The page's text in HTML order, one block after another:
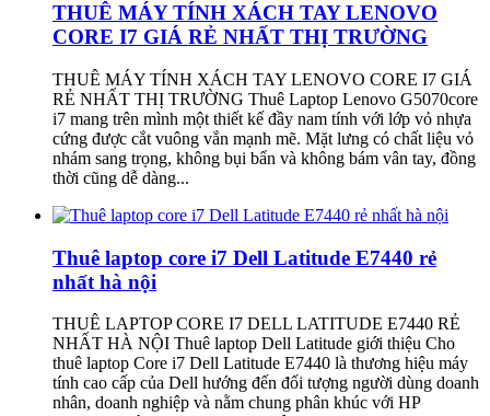
THUÊ MÁY TÍNH XÁCH TAY LENOVO
CORE I7 GIÁ RẺ NHẤT THỊ TRƯỜNG
THUÊ MÁY TÍNH XÁCH TAY LENOVO CORE I7 GIÁ
RẺ NHẤT THỊ TRƯỜNG Thuê Laptop Lenovo G5070core
i7 mang trên mình một thiết kế đầy nam tính với lớp vỏ nhựa
cứng được cắt vuông vắn mạnh mẽ. Mặt lưng có chất liệu vỏ
nhám sang trọng, không bụi bẩn và không bám vân tay, đồng
thời cũng dễ dàng...
Thuê laptop core i7 Dell Latitude E7440 rẻ
nhất hà nội
THUÊ LAPTOP CORE I7 DELL LATITUDE E7440 RẺ
NHẤT HÀ NỘI Thuê laptop Dell Latitude giới thiệu Cho
thuê laptop Core i7 Dell Latitude E7440 là thương hiệu máy
tính cao cấp của Dell hướng đến đối tượng người dùng doanh
nhân, doanh nghiệp và nằm chung phân khúc với HP